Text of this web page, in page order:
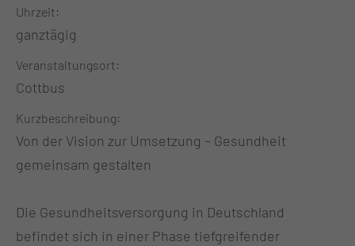
Uhrzeit
ganztägig
Veranstaltungsort
Cottbus
Kurzbeschreibung
Von der Vision zur Umsetzung – Gesundheit
gemeinsam gestalten
Die Gesundheitsversorgung in Deutschland
befindet sich in einer Phase tiefgreifender